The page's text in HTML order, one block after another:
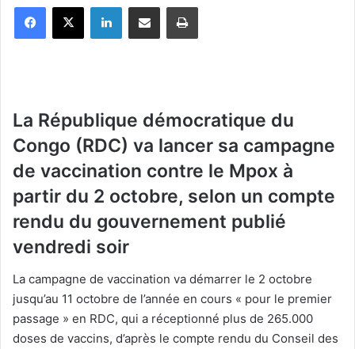
La République démocratique du
Congo (RDC) va lancer sa campagne
de vaccination contre le Mpox à
partir du 2 octobre, selon un compte
rendu du gouvernement publié
vendredi soir
La campagne de vaccination va démarrer le 2 octobre
jusqu’au 11 octobre de l’année en cours « pour le premier
passage » en RDC, qui a réceptionné plus de 265.000
doses de vaccins, d’après le compte rendu du Conseil des